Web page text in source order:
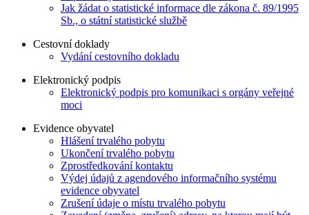
Jak žádat o statistické informace dle zákona č. 89/1995
Sb., o státní statistické službě
Cestovní doklady
Vydání cestovního dokladu
Elektronický podpis
Elektronický podpis pro komunikaci s orgány veřejné
moci
Evidence obyvatel
Hlášení trvalého pobytu
Ukončení trvalého pobytu
Zprostředkování kontaktu
Výdej údajů z agendového informačního systému
evidence obyvatel
Zrušení údaje o místu trvalého pobytu